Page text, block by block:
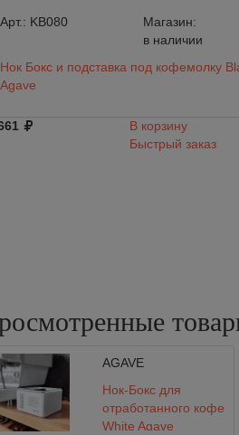
Арт.: KB080
Магазин:
в наличии
Нок Бокс и подставка под кофемолку
Agave
В корзину
Быстрый заказ
AGAVE
Нок-Бокс для
отработанного кофе
White Agave